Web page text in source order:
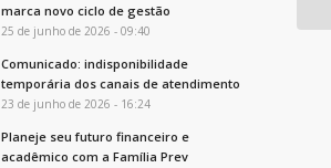
marca novo ciclo de gestão
25 de junho de 2026 - 09:40
Comunicado: indisponibilidade
temporária dos canais de atendimento
23 de junho de 2026 - 16:24
Planeje seu futuro financeiro e
acadêmico com a Família Prev